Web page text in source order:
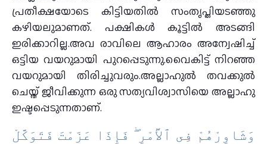
പ്രതീക്ഷയോടെ കിട്ടിയതില്‍ സംതൃപ്തിയടഞ്ഞു
കഴിയലുമാണത്. പക്ഷികള്‍ കൂട്ടില്‍ അടങ്ങി
ഇരിക്കാറില്ല.അവ രാവിലെ ആഹാരം അന്വേഷിച്ച്
ഒട്ടിയ വയറുമായി പുറപ്പെടുന്നു.വൈകിട്ട് നിറഞ്ഞ
വയറുമായി തിരിച്ചുവരും.അല്ലാഹുല്‍ തവക്കുല്‍
ചെയ്ത് ജീവിക്കുന്ന ഒരു സത്യവിശ്വാസിയെ അല്ലാഹു
ഇഷ്ടപ്പെടുന്നതാണ്.
ﻭَﺷَﺎﻭِﺭْﻫُﻢْ ﻓِﻰ ٱﻷَْﻣْﺮِ ۖ ﻓَﺈِﺫَا ﻋَﺰَﻣْﺖَ ﻓَﺘَﻮَﻛَّﻞْ